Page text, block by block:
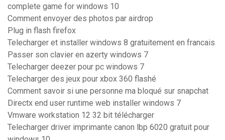
complete game for windows 10
Comment envoyer des photos par airdrop
Plug in flash firefox
Telecharger et installer windows 8 gratuitement en francais
Passer son clavier en azerty windows 7
Telecharger deezer pour pc windows 7
Telecharger des jeux pour xbox 360 flashé
Comment savoir si une personne ma bloqué sur snapchat
Directx end user runtime web installer windows 7
Vmware workstation 12 32 bit télécharger
Telecharger driver imprimante canon lbp 6020 gratuit pour